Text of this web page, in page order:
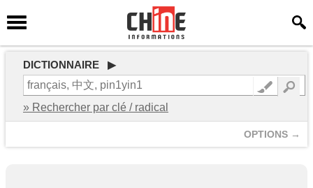
DICTIONNAIRE ▶
» Rechercher par clé / radical
OPTIONS →